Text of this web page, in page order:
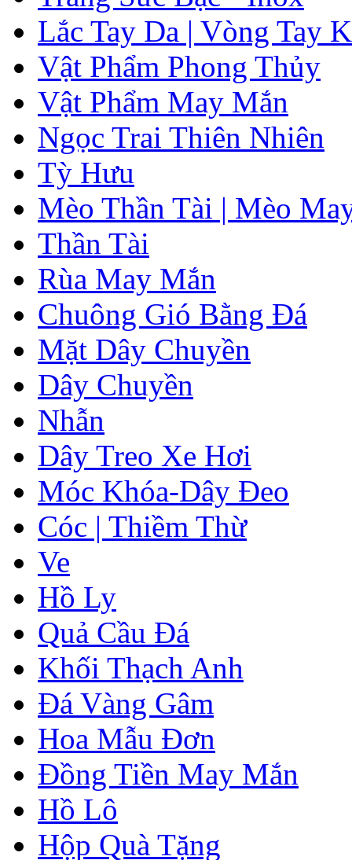
Lắc Tay Da | Vòng Tay
Vật Phẩm Phong Thủy
Vật Phẩm May Mắn
Ngọc Trai Thiên Nhiên
Tỳ Hưu
Mèo Thần Tài | Mèo
Thần Tài
Rùa May Mắn
Chuông Gió Bằng Đá
Mặt Dây Chuyền
Dây Chuyền
Nhẫn
Dây Treo Xe Hơi
Móc Khóa-Dây Đeo
Cóc | Thiềm Thừ
Ve
Hồ Ly
Quả Cầu Đá
Khối Thạch Anh
Đá Vàng Gâm
Hoa Mẫu Đơn
Đồng Tiền May Mắn
Hồ Lô
Hộp Quà Tặng